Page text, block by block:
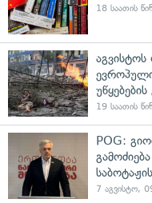
18 საათის წინ
19 საათის წინ
POG:
7 აგვისტო,